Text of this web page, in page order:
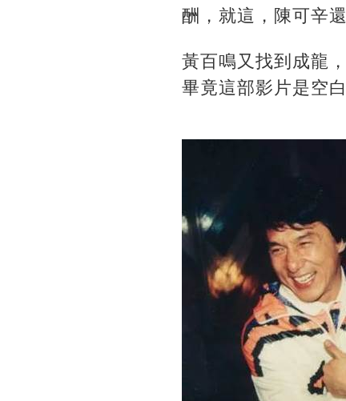
酬，就這，陳可辛
黃百鳴又找到成龍
畢竟這部影片是空